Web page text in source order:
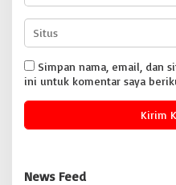
Simpan nama, email, dan
ini untuk komentar saya
News Feed